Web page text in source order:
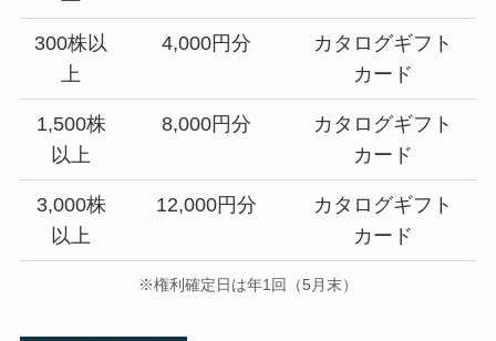
300株以
上
4,000円分
カタログギフト
カード
1,500株
以上
8,000円分
カタログギフト
カード
3,000株
以上
12,000円分
カタログギフト
カード
※権利確定日は年1回（5月末）